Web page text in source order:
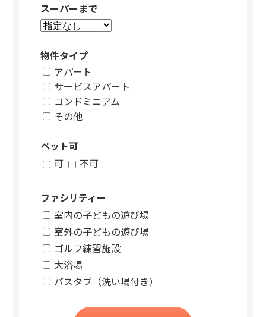
スーパーまで
物件タイプ
アパート
サービスアパート
コンドミニアム
その他
ペット可
可
不可
ファシリティー
室内の子どもの遊び場
室外の子どもの遊び場
ゴルフ練習施設
大浴場
バスタブ（洗い場付き）